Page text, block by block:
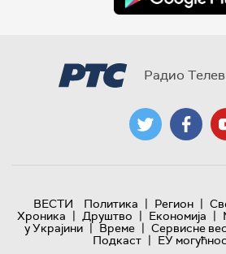
Радио
ВЕСТИ Политика | Регион |
Хроника | Друштво | Економија |
у Украјини | Време | Сервисне
Подкаст | ЕУ